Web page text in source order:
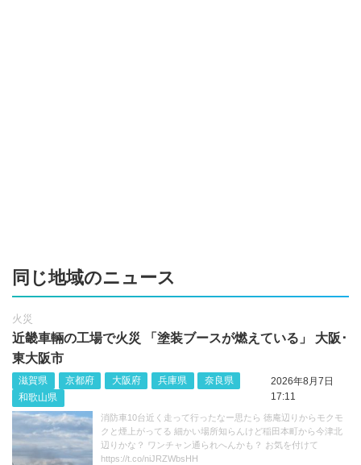
同じ地域のニュース
火災
近畿車輛の工場で火災 「塗装ブースが燃えている」 大阪･
東大阪市
滋賀県 京都府 大阪府 兵庫県
奈良県
和歌山県
2026年8月7日
17:11
消防車10台近く走って行ったなー思たら 徳庵辺りからモクモ
クと煙上がってる 細かい場所知らんけど稲田本町から今津北
辺りかな？ ワンチャン通られへんかも？ お気を付けて
https://t.co/niJRZWbsHH